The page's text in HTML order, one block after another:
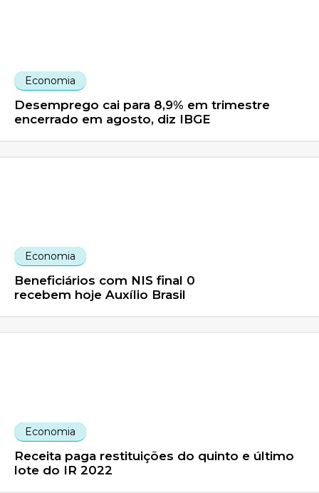
Economia
Desemprego cai para 8,9% em trimestre
encerrado em agosto, diz IBGE
Economia
Beneficiários com NIS final 0
recebem hoje Auxílio Brasil
Economia
Receita paga restituições do quinto e último
lote do IR 2022